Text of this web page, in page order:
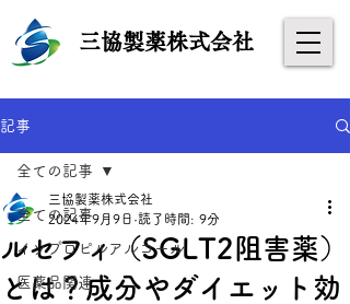
​三協製薬株式会社
記事
全ての記事
イソプロピルアルコール
医薬品関連
全ての記事
ルセフィ（SGLT2阻害薬）
とは？成分やダイエット効
三協製薬株式会社
2024年9月9日 読了時間: 9分